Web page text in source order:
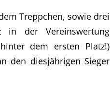
Treppchen, sowie drei
in der Vereinswertung
dem ersten Platz!)
den diesjährigen Sieger